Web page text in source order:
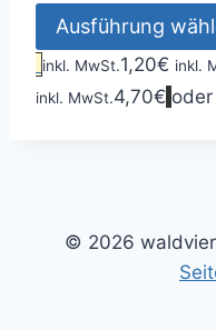
Ausführung
inkl. MwSt.1,20€ inkl.
inkl. MwSt.4,70€ oder
© 2026